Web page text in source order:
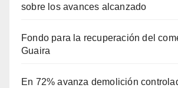
sobre los avances alcanzado
Fondo para la recuperación del
Guaira
En 72% avanza demolición